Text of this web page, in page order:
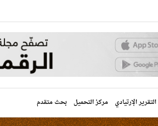
التقرير الإرتيادي مركز التحميل بحث متقدم